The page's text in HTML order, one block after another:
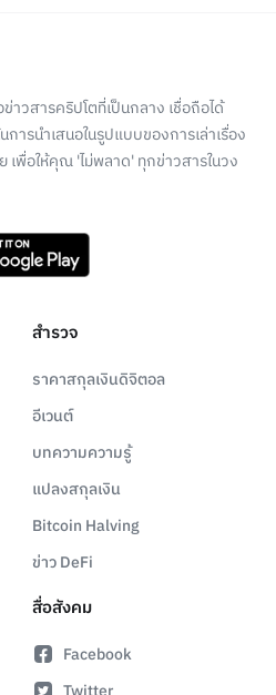
าวสารคริปโตที่เป็นกลาง เชื่อถือได้
ารนำเสนอในรูปแบบของการเล่าเรื่อง
เพื่อให้คุณ 'ไม่พลาด' ทุกข่าวสารในวง
สำรวจ
ราคาสกุลเงินดิจิตอล
อีเวนต์
บทความความรู้
แปลงสกุลเงิน
Bitcoin Halving
ข่าว DeFi
สื่อสังคม
Facebook